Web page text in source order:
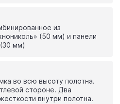
из
(50 мм) и панели
мм)
во всю высоту полотна.
стороне. Два
внутри полотна.